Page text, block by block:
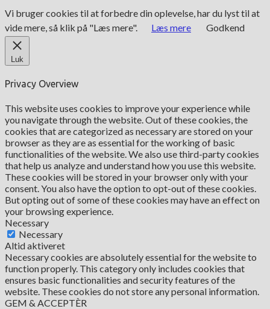
Vi bruger cookies til at forbedre din oplevelse, har du lyst til at
vide mere, så klik på "Læs mere".
Læs mere Godkend
Luk
Privacy Overview
This website uses cookies to improve your experience while
you navigate through the website. Out of these cookies, the
cookies that are categorized as necessary are stored on your
browser as they are as essential for the working of basic
functionalities of the website. We also use third-party cookies
that help us analyze and understand how you use this website.
These cookies will be stored in your browser only with your
consent. You also have the option to opt-out of these cookies.
But opting out of some of these cookies may have an effect on
your browsing experience.
Necessary
Necessary
Altid aktiveret
Necessary cookies are absolutely essential for the website to
function properly. This category only includes cookies that
ensures basic functionalities and security features of the
website. These cookies do not store any personal information.
GEM & ACCEPTÈR